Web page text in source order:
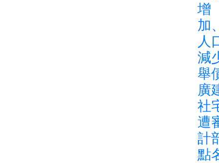
增
加
人
減
舉
廣
社
遭
計
點